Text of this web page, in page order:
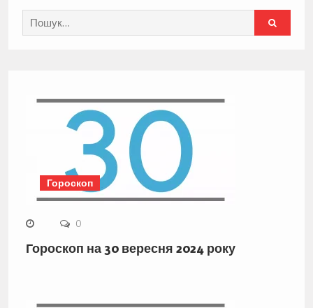
Search
for:
Гороскоп
0
Гороскоп на 30 вересня 2024 року